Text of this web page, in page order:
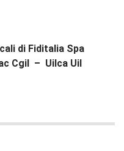
di Fiditalia Spa
Cgil – Uilca Uil